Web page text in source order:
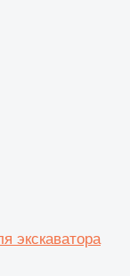
экскаватора